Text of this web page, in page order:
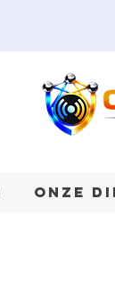
ONZE